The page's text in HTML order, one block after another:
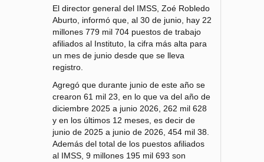
El director general del IMSS, Zoé Robledo
Aburto, informó que, al 30 de junio, hay 22
millones 779 mil 704 puestos de trabajo
afiliados al Instituto, la cifra más alta para
un mes de junio desde que se lleva
registro.
Agregó que durante junio de este año se
crearon 61 mil 23, en lo que va del año de
diciembre 2025 a junio 2026, 262 mil 628
y en los últimos 12 meses, es decir de
junio de 2025 a junio de 2026, 454 mil 38.
Además del total de los puestos afiliados
al IMSS, 9 millones 195 mil 693 son